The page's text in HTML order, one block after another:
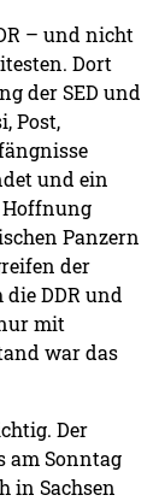
– und nicht
Dort
der SED und
Post,
und ein
Hoffnung
Panzern
der
DDR und
mit
war das
Der
am Sonn­tag
in Sachsen